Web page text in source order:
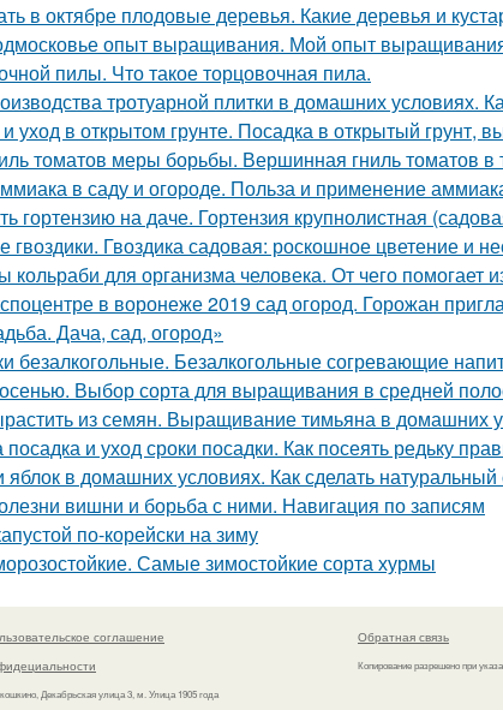
в октябре плодовые деревья. Какие деревья и
опыт выращивания. Мой опыт
пилы. Что такое торцовочная пила.
тротуарной плитки в домашних условиях.
уход в открытом грунте. Посадка в открытый грунт,
томатов меры борьбы. Вершинная гниль томатов в
в саду и огороде. Польза и применение
гортензию на даче. Гортензия крупнолистная
гвоздики. Гвоздика садовая: роскошное цветение и
кольраби для организма человека. От чего помогает
в воронеже 2019 сад огород. Горожан
Дача, сад, огород»
безалкогольные. Безалкогольные согревающие
Выбор сорта для выращивания в средней
из семян. Выращивание тимьяна в домашних
и уход сроки посадки. Как посеять редьку
яблок в домашних условиях. Как сделать
вишни и борьба с ними. Навигация по записям
по-корейски на зиму
Самые зимостойкие сорта хурмы
соглашение
Декабрьская улица 3, м. Улица 1905 года
Обратная связь
Копирование разрешено при